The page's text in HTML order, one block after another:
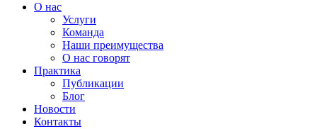
О нас
Услуги
Команда
Наши преимущества
О нас говорят
Практика
Публикации
Блог
Новости
Контакты